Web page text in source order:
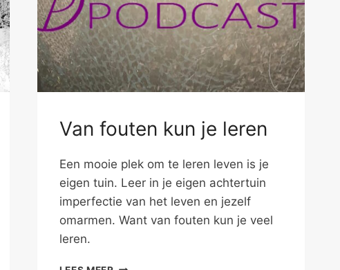
Van fouten kun je leren
Een mooie plek om te leren leven is je
eigen tuin. Leer in je eigen achtertuin
imperfectie van het leven en jezelf
omarmen. Want van fouten kun je veel
leren.
VAN